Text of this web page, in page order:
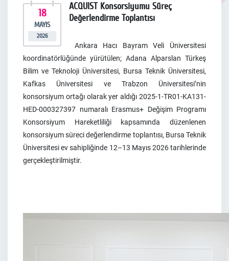
18
MAYIS
2026
ACQUIST Konsorsiyumu Süreç
Değerlendirme Toplantısı
Ankara Hacı Bayram Veli Üniversitesi
koordinatörlüğünde yürütülen; Adana Alparslan Türkeş
Bilim ve Teknoloji Üniversitesi, Bursa Teknik Üniversitesi,
Kafkas Üniversitesi ve Trabzon Üniversitesi’nin
konsorsiyum ortağı olarak yer aldığı 2025-1-TR01-KA131-
HED-000327397 numaralı Erasmus+ Değişim Programı
Konsorsiyum Hareketliliği kapsamında düzenlenen
konsorsiyum süreci değerlendirme toplantısı, Bursa Teknik
Üniversitesi ev sahipliğinde 12–13 Mayıs 2026 tarihlerinde
gerçekleştirilmiştir.